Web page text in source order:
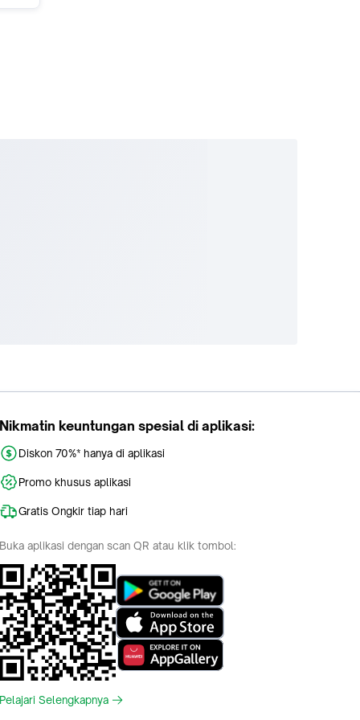
Nikmatin keuntungan spesial di aplikasi:
Diskon 70%* hanya di aplikasi
Promo khusus aplikasi
Gratis Ongkir tiap hari
Buka aplikasi dengan scan QR atau klik tombol:
Pelajari Selengkapnya